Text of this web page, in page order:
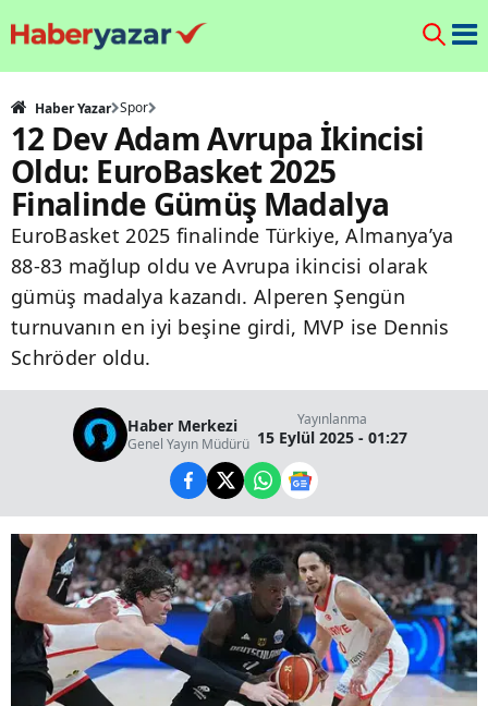
Haber Yazar Spor
12 Dev Adam Avrupa İkincisi
Oldu: EuroBasket 2025
Finalinde Gümüş Madalya
EuroBasket 2025 finalinde Türkiye, Almanya’ya
88-83 mağlup oldu ve Avrupa ikincisi olarak
gümüş madalya kazandı. Alperen Şengün
turnuvanın en iyi beşine girdi, MVP ise Dennis
Schröder oldu.
Haber Merkezi
Genel Yayın Müdürü
Yayınlanma
15 Eylül 2025 - 01:27